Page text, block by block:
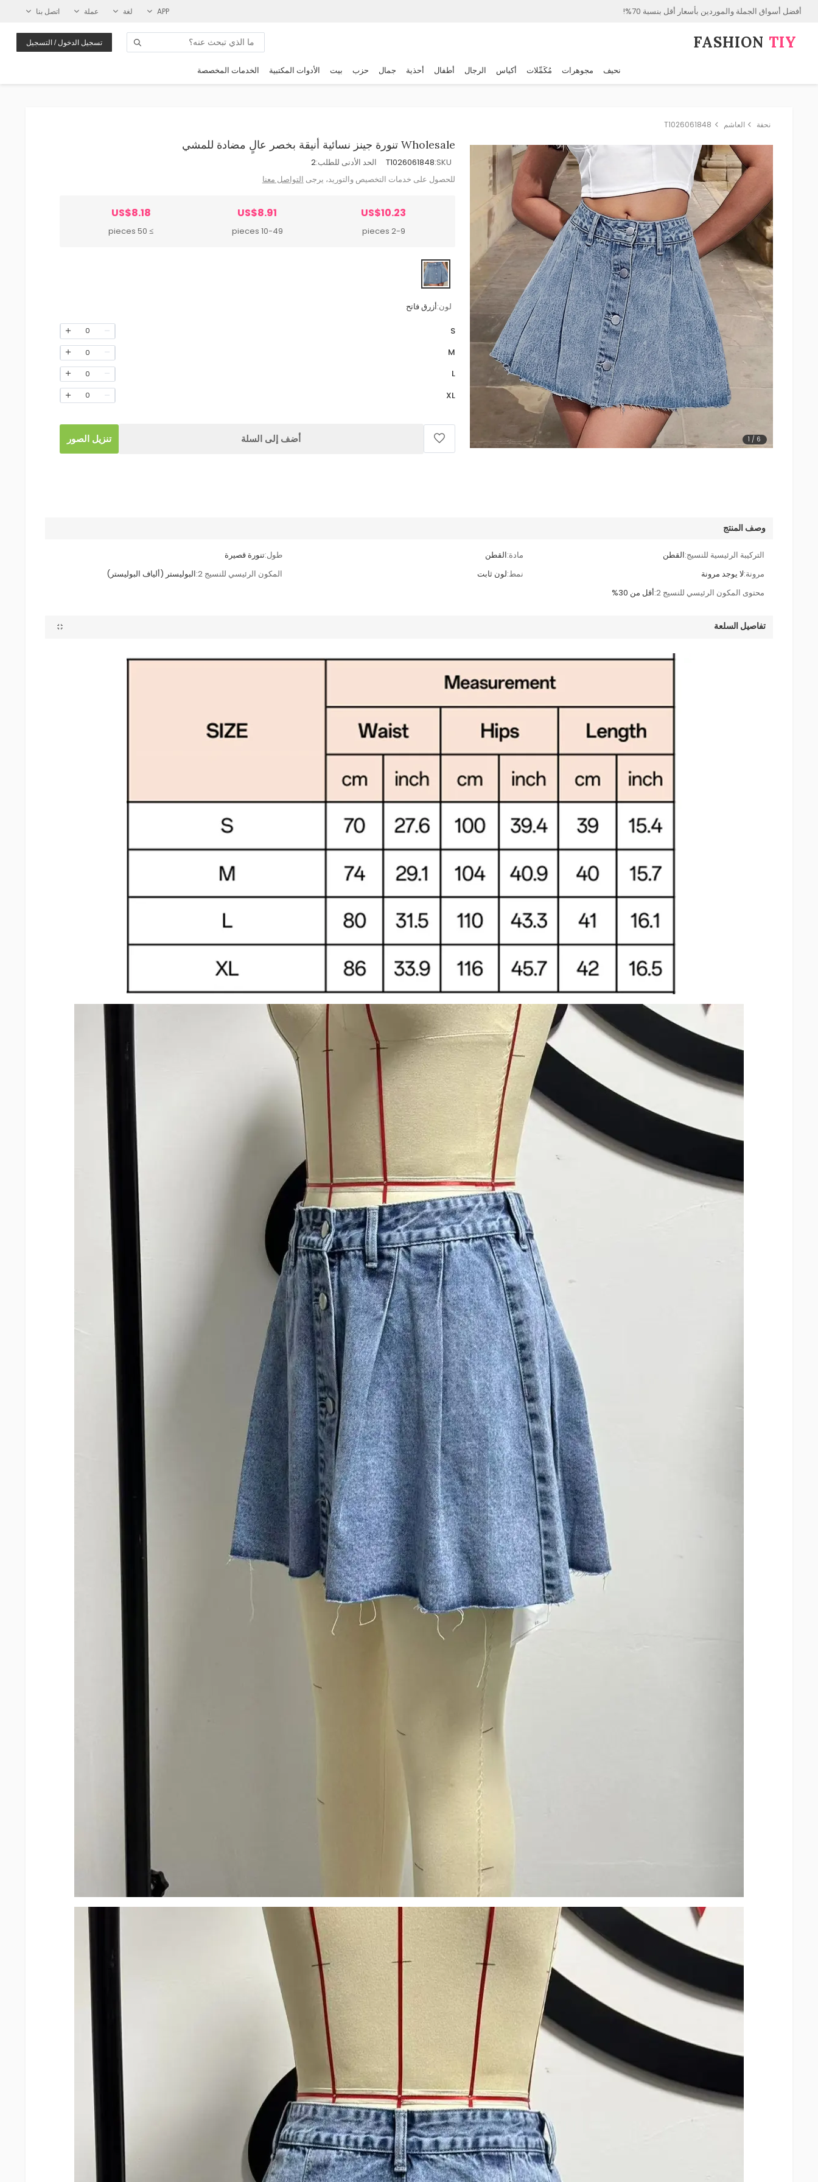
أفضل أسواق الجملة والموردين بأسعار أقل بنسبة 70%! APP لغة عملة اتصل بنا
FASHION⁠ TIY تسجيل الدخول / التسجيل
نحيف مجوهرات مُكَمِّلات أكياس الرجال أطفال أحذية جمال حزب بيت الأدوات المكتبية الخدمات المخصصة
نحفة العاشم T1026061848
1 / 6
Wholesale تنورة جينز نسائية أنيقة بخصر عالٍ مضادة للمشي
SKU:
T1026061848 الحد الأدنى للطلب:2
للحصول على خدمات التخصيص والتوريد، يرجى التواصل معنا
US$10.23
2-9 pieces
US$8.91
10-49 pieces
US$8.18
≥ 50 pieces
لون:أزرق فاتح
S
0
M
0
L
0
XL
0
أضف إلى السلة تنزيل الصور
وصف المنتج
التركيبة الرئيسية للنسيج:القطن مادة:القطن طول:تنورة قصيرة
مرونة:لا يوجد مرونة نمط:لون ثابت المكون الرئيسي للنسيج 2:
البوليستر (ألياف البوليستر)
محتوى المكون الرئيسي للنسيج 2:
أقل من 30%
تفاصيل السلعة